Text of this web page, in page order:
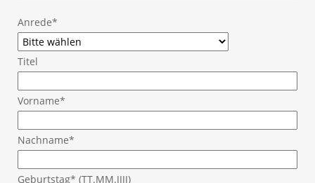
Anrede*
Titel
Vorname*
Nachname*
Geburtstag* (TT.MM.JJJJ)